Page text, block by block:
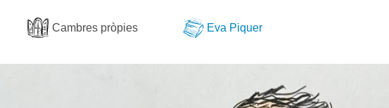
Cambres pròpies Eva Piquer